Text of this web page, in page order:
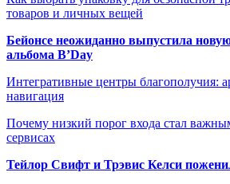
товаров и личных вещей
Бейонсе неожиданно выпустила
альбома B’Day
Интегративные центры благополучия:
навигация
Почему низкий порог входа стал
сервисах
Тейлор Свифт и Трэвис Келси